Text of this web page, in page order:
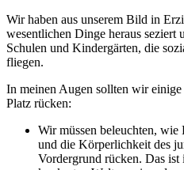
Wir haben aus unserem Bild in
wesentlichen Dinge heraus seziert
Schulen und Kindergärten, die
fliegen.
In meinen Augen sollten wir
Platz rücken:
Wir müssen beleuchten,
und die Körperlichkeit des
Vordergrund rücken. Das